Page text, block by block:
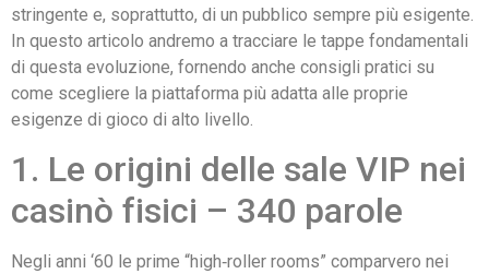
stringente e, soprattutto, di un pubblico sempre più esigente.
In questo articolo andremo a tracciare le tappe fondamentali
di questa evoluzione, fornendo anche consigli pratici su
come scegliere la piattaforma più adatta alle proprie
esigenze di gioco di alto livello.
1. Le origini delle sale VIP nei
casinò fisici – 340 parole
Negli anni ‘60 le prime “high‑roller rooms” comparvero nei